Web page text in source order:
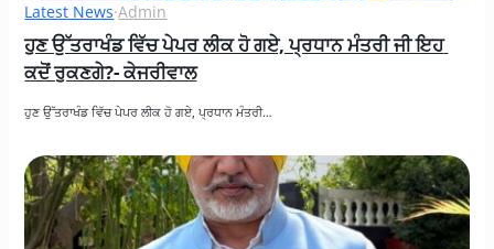
Latest News·Admin
ਹੁਣ ਉੱਤਰਾਖੰਡ ਵਿੱਚ ਪੇਪਰ ਲੀਕ ਹੋ ਗਏ, ਪ੍ਰਧਾਨ ਮੰਤਰੀ ਜੀ ਇਹ
ਕਦੋਂ ਰੁਕਣਗੇ?- ਕੇਜਰੀਵਾਲ
ਹੁਣ ਉੱਤਰਾਖੰਡ ਵਿੱਚ ਪੇਪਰ ਲੀਕ ਹੋ ਗਏ, ਪ੍ਰਧਾਨ ਮੰਤਰੀ…